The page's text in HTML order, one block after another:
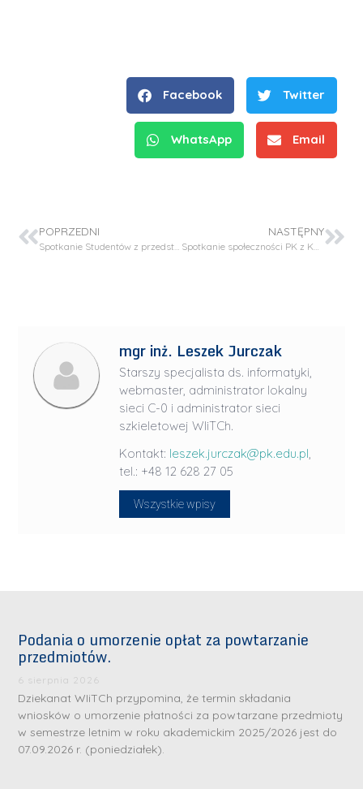
Facebook Twitter
WhatsApp Email
POPRZEDNI NASTĘPNY
mgr inż. Leszek Jurczak
Starszy specjalista ds. informatyki,
webmaster, administrator lokalny
sieci C-0 i administrator sieci
szkieletowej WIiTCh.
Kontakt: leszek.jurczak@pk.edu.pl
tel.: +48 12 628 27 05
Wszystkie wpisy
Podania o umorzenie opłat za powtarzanie
przedmiotów.
6 sierpnia 2026
Dziekanat WIiTCh przypomina, że termin składania
wniosków o umorzenie płatności za powtarzane przedmioty
w semestrze letnim w roku akademickim 2025/2026 jest do
07.09.2026 r. (poniedziałek).